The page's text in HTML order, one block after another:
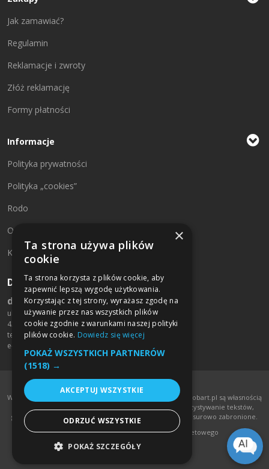
Jak zamawiać?
Regulamin
Reklamacje i zwroty
Złóż reklamację
Formy płatności
Informacje
Polityka prywatności
Polityka „cookies”
Rodo
O firmie
Kontakt
Dane kontaktowe:
drukarniamobart.pl
ul. św. Rocha 125/127
42-200 Częstochowa
tel. +48 790 709 459
e-mail:
Wszelkie treści umieszczone na stronie www.drukarniamobart.pl są własnością
Mobart Sp. J. Stachura & Stachura. Kopiowanie i wykorzystywanie tekstów,
grafik oraz zdjęć ze strony www.drukarniamobart.pl jest surowo zabronione.
InfoSerwis-oprogramowanie sklepu internetowego
×
Ta strona używa plików
cookie
Ta strona korzysta z plików cookie, aby
zapewnić lepszą wygodę użytkowania.
Korzystając z tej strony, wyrażasz zgodę na
używanie przez nas wszystkich plików
cookie zgodnie z warunkami naszej polityki
plików cookie. Dowiedz się więcej
POKAŻ WSZYSTKICH PARTNERÓW
(1518) →
AKCEPTUJ WSZYSTKIE
ODRZUĆ WSZYSTKIE
POKAŻ SZCZEGÓŁY